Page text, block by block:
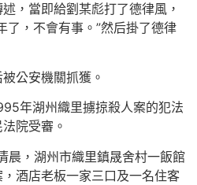
當即給劉某彪打了德律風，
了，不會有事。”然后掛了德律
公安機關抓獲。
年湖州織里擄掠殺人案的犯法
院受審。
晨，湖州市織里鎮晟舍村一飯館
酒店老板一家三口及一名住客